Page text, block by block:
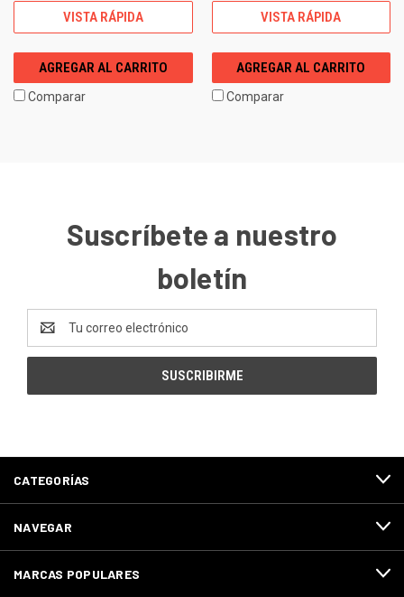
VISTA RÁPIDA
AGREGAR AL CARRITO
Comparar
VISTA RÁPIDA
AGREGAR AL CARRITO
Comparar
Suscríbete a nuestro
boletín
de
correo
CATEGORÍAS
NAVEGAR
MARCAS POPULARES